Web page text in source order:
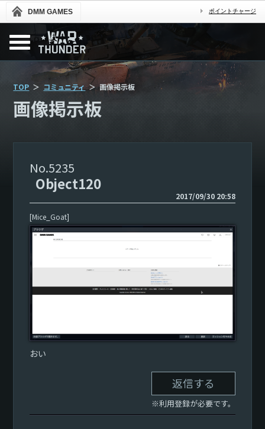
DMM GAMES ポイントチャージ
TOP コミュニティ 画像掲示板
画像掲示板
5235
Object120
2017/09/30 20:58
[Mice_Goat]
おい
返信する
※利用登録が必要です。